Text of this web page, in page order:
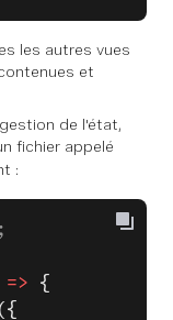
les autres vues
et
de l'état,
fichier appelé
:
;
=> {
({